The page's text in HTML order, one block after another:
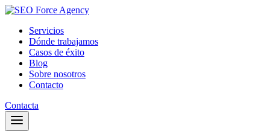
Servicios
Dónde trabajamos
Casos de éxito
Blog
Sobre nosotros
Contacto
Contacta